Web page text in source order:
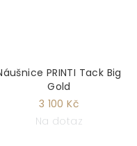
PRINTI Tack Big
Gold
3 100 Kč
Na dotaz